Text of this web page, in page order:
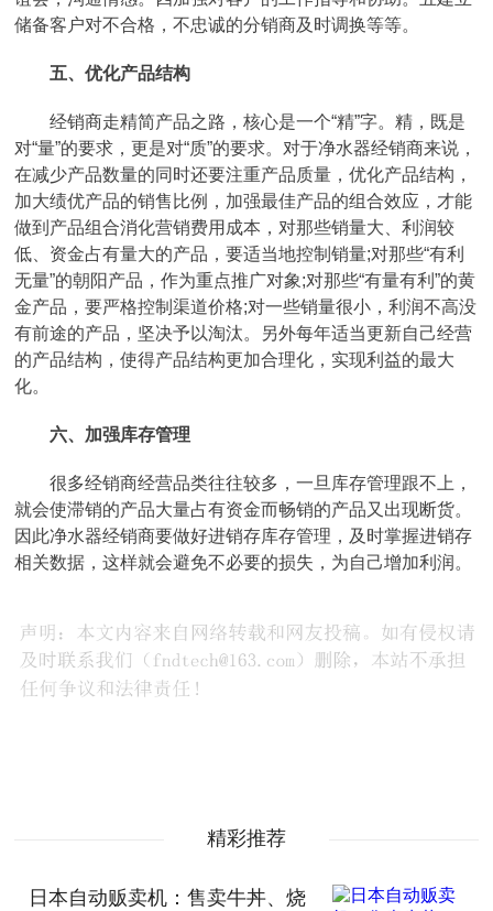
储备客户对不合格，不忠诚的分销商及时调换等等。
五、优化产品结构
经销商走精简产品之路，核心是一个“精”字。精，既是
对“量”的要求，更是对“质”的要求。对于净水器经销商来说，
在减少产品数量的同时还要注重产品质量，优化产品结构，
加大绩优产品的销售比例，加强最佳产品的组合效应，才能
做到产品组合消化营销费用成本，对那些销量大、利润较
低、资金占有量大的产品，要适当地控制销量;对那些“有利
无量”的朝阳产品，作为重点推广对象;对那些“有量有利”的黄
金产品，要严格控制渠道价格;对一些销量很小，利润不高没
有前途的产品，坚决予以淘汰。另外每年适当更新自己经营
的产品结构，使得产品结构更加合理化，实现利益的最大
化。
六、加强库存管理
很多经销商经营品类往往较多，一旦库存管理跟不上，
就会使滞销的产品大量占有资金而畅销的产品又出现断货。
因此净水器经销商要做好进销存库存管理，及时掌握进销存
相关数据，这样就会避免不必要的损失，为自己增加利润。
精彩推荐
日本自动贩卖机：售卖牛丼、烧